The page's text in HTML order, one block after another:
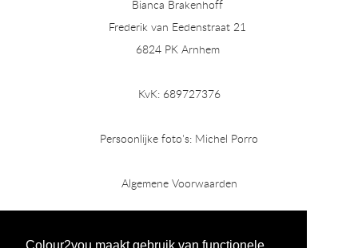
Bianca Brakenhoff
Frederik van Eedenstraat 21
6824 PK Arnhem
KvK: 689727376
Persoonlijke foto's: Michel Porro
Algemene Voorwaarden